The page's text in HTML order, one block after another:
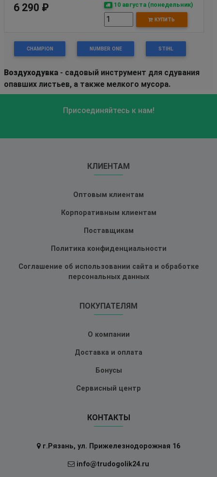
6 290 ₽ 10 августа (понедельник)
КУПИТЬ
CHAMPION NUMBER ONE STIHL
Воздуходувка - садовый инструмент для сдувания
опавших листьев, а также мелкого мусора.
Присоединяйтесь к нам!
КЛИЕНТАМ
Оптовым клиентам
Корпоративным клиентам
Поставщикам
Политика конфиденциальности
Соглашение об использовании сайта и обработке
персональных данных
ПОКУПАТЕЛЯМ
О компании
Доставка и оплата
Бонусы
Сервисный центр
КОНТАКТЫ
г.Рязань, ул. Прижелезнодорожная 16
info@trudogolik24.ru